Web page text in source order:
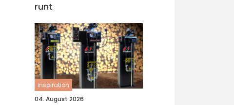
runt
inspiration
04. August 2026